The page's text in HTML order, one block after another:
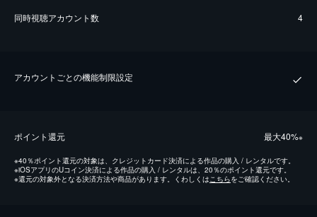
同時視聴アカウント数 4
アカウントごとの機能制限設定
ポイント還元 最⼤40%※
※40％ポイント還元の対象は、クレジットカード決済による作品の購入 / レンタルです。
※iOSアプリのUコイン決済による作品の購入 / レンタルは、20％のポイント還元です。
※還元の対象外となる決済方法や商品があります。くわしくはこちらをご確認ください。